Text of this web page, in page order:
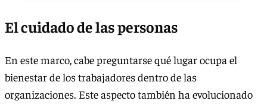
El cuidado de las personas
En este marco, cabe preguntarse qué lugar ocupa el
bienestar de los trabajadores dentro de las
organizaciones. Este aspecto también ha evolucionado